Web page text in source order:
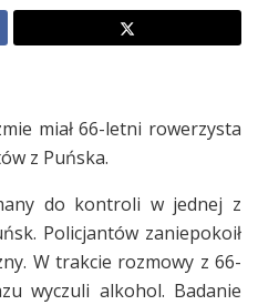
miał 66-letni rowerzysta
z Puńska.
do kontroli w jednej z
Policjantów zaniepokoił
W trakcie rozmowy z 66-
wyczuli alkohol. Badanie